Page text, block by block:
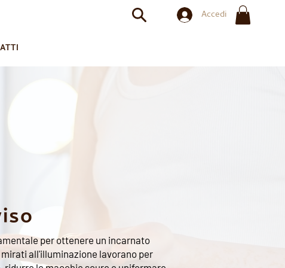
Accedi
per ottenere un incarnato
all'illuminazione lavorano per